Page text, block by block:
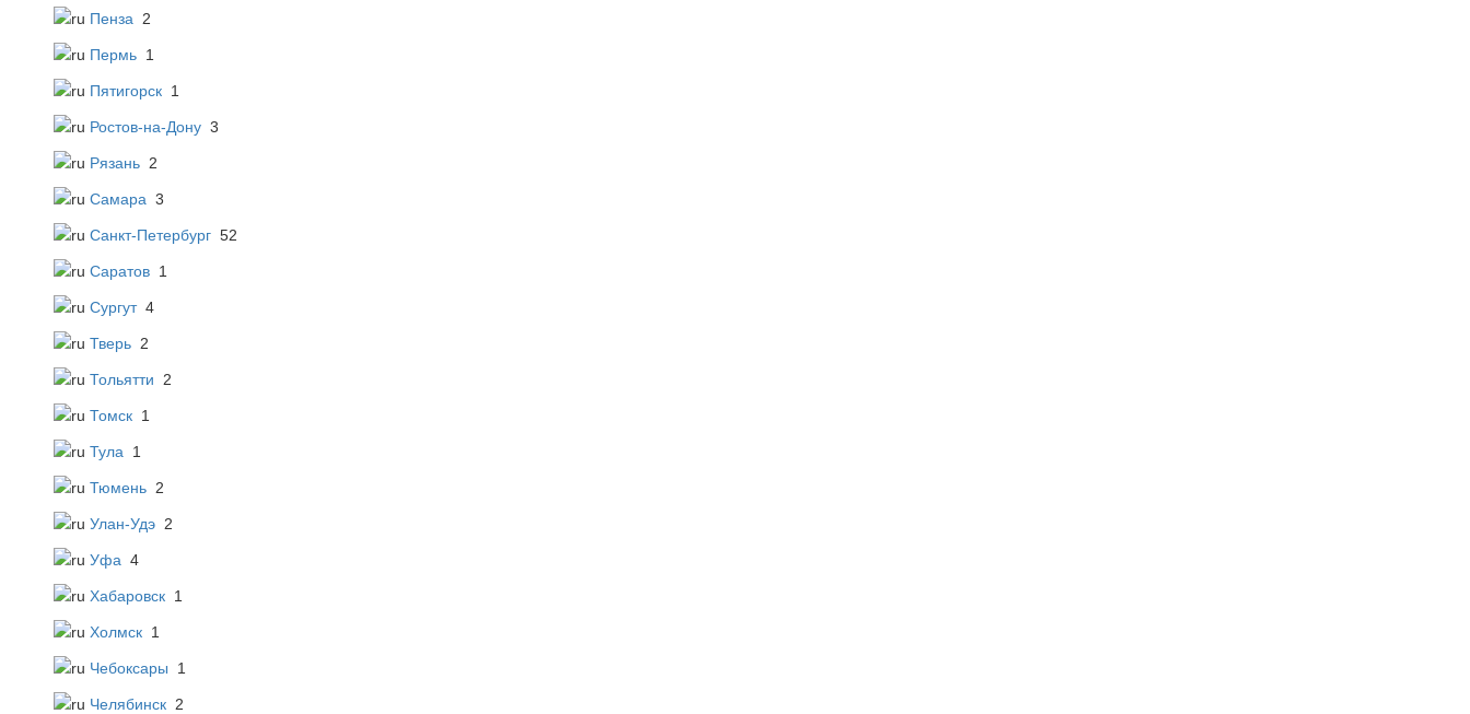
Пенза 2
Пермь 1
Пятигорск 1
Ростов-на-Дону 3
Рязань 2
Самара 3
Санкт-Петербург 52
Саратов 1
Сургут 4
Тверь 2
Тольятти 2
Томск 1
Тула 1
Тюмень 2
Улан-Удэ 2
Уфа 4
Хабаровск 1
Холмск 1
Чебоксары 1
Челябинск 2